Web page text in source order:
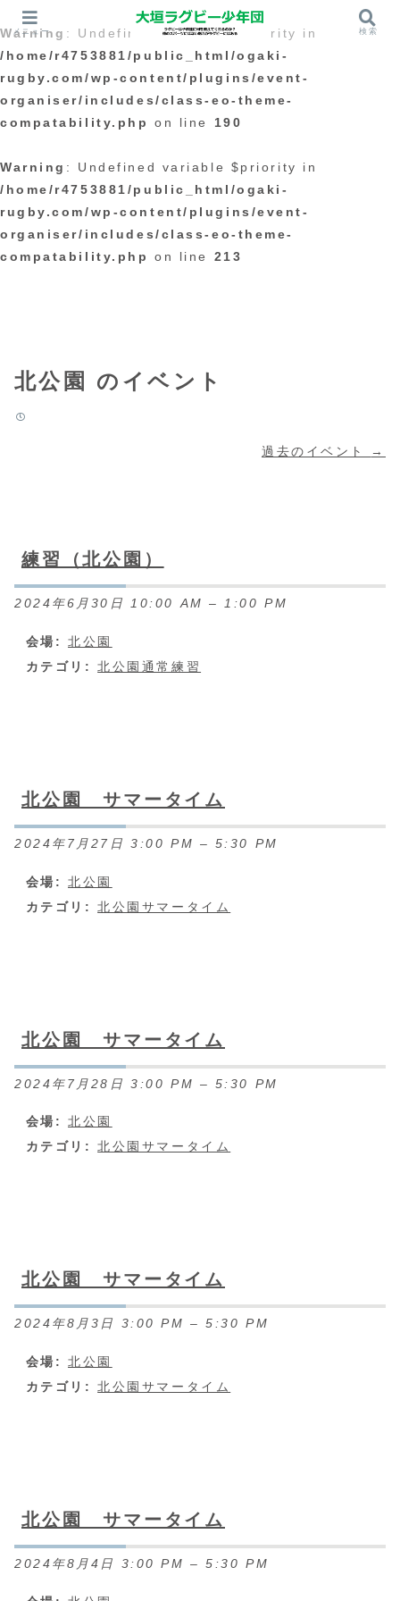
Warning : Undefined variable $priority in
/home/r4753881/public_html/ogaki-
rugby.com/wp-content/plugins/event-
organiser/includes/class-eo-theme-
compatability.php
on line 190
Warning : Undefined variable $priority in
/home/r4753881/public_html/ogaki-
rugby.com/wp-content/plugins/event-
organiser/includes/class-eo-theme-
compatability.php
on line 213
北公園 のイベント
過去のイベント →
練習（北公園）
2024年6月30日 10:00 AM –1:00 PM
会場:
北公園
カテゴリ:
北公園通常練習
北公園 サマータイム
2024年7月27日 3:00 PM – 5:30 PM
会場:
北公園
カテゴリ:
北公園サマータイム
北公園 サマータイム
2024年7月28日 3:00 PM – 5:30 PM
会場:
北公園
カテゴリ:
北公園サマータイム
北公園 サマータイム
2024年8月3日 3:00 PM –5:30 PM
会場:
北公園
カテゴリ:
北公園サマータイム
北公園 サマータイム
2024年8月4日 3:00 PM –5:30 PM
メニュー 検索